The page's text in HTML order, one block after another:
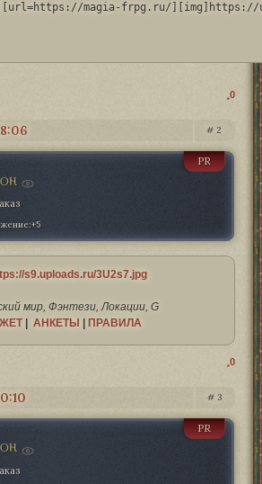
magia-frpg.ru/][img]https://
0
2
PR
+5
мир, Фэнтези, Локации, G
| АНКЕТЫ | ПРАВИЛА
0
3
PR